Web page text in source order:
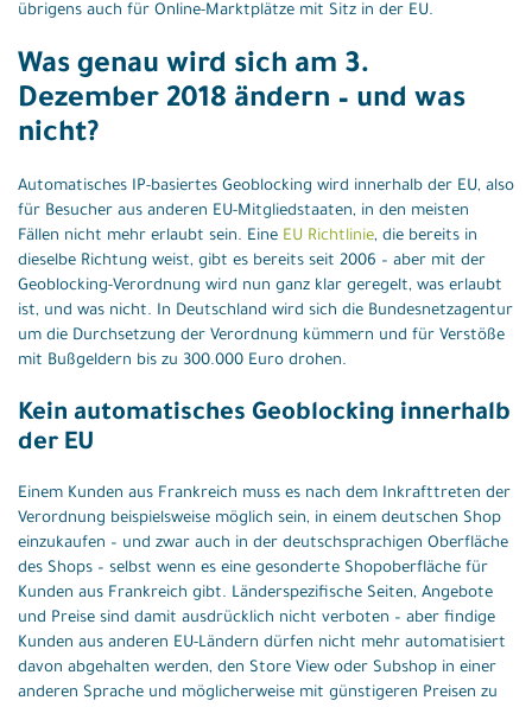
übrigens auch für Online-Marktplätze mit Sitz in der EU.
Was genau wird sich am 3.
Dezember 2018 ändern – und was
nicht?
Automatisches IP-basiertes Geoblocking wird innerhalb der EU, also
für Besucher aus anderen EU-Mitgliedstaaten, in den meisten
Fällen nicht mehr erlaubt sein. Eine EU Richtlinie, die bereits in
dieselbe Richtung weist, gibt es bereits seit 2006 – aber mit der
Geoblocking-Verordnung wird nun ganz klar geregelt, was erlaubt
ist, und was nicht. In Deutschland wird sich die Bundesnetzagentur
um die Durchsetzung der Verordnung kümmern und für Verstöße
mit Bußgeldern bis zu 300.000 Euro drohen.
Kein automatisches Geoblocking innerhalb
der EU
Einem Kunden aus Frankreich muss es nach dem Inkrafttreten der
Verordnung beispielsweise möglich sein, in einem deutschen Shop
einzukaufen – und zwar auch in der deutschsprachigen Oberfläche
des Shops – selbst wenn es eine gesonderte Shopoberfläche für
Kunden aus Frankreich gibt. Länderspezifische Seiten, Angebote
und Preise sind damit ausdrücklich nicht verboten – aber findige
Kunden aus anderen EU-Ländern dürfen nicht mehr automatisiert
davon abgehalten werden, den Store View oder Subshop in einer
anderen Sprache und möglicherweise mit günstigeren Preisen zu